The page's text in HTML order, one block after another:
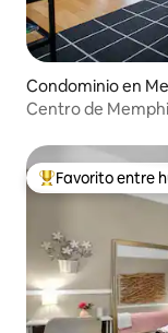
Condominio en
Centro de
De los mejores
Favorito entre